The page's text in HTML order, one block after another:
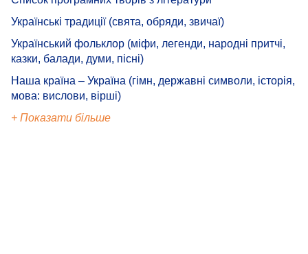
Українські традиції (свята, обряди, звичаї)
Український фольклор (міфи, легенди, народні притчі,
казки, балади, думи, пісні)
Наша країна – Україна (гімн, державні символи, історія,
мова: вислови, вірші)
+ Показати більше